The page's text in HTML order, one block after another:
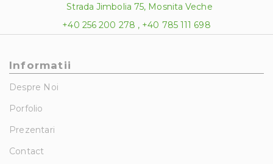
Strada Jimbolia 75, Mosnita Veche
+40 256 200 278 , +40 785 111 698
Informatii
Despre Noi
Porfolio
Prezentari
Contact